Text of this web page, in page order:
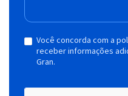
Você concorda com a
receber informações
Gran.